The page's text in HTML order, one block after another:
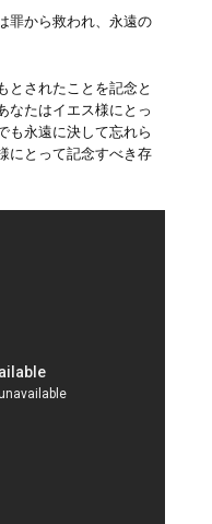
罪から救われ、永遠の
とされたことを記念と
なたはイエス様にとっ
も永遠に決して忘れら
にとって記念すべき存